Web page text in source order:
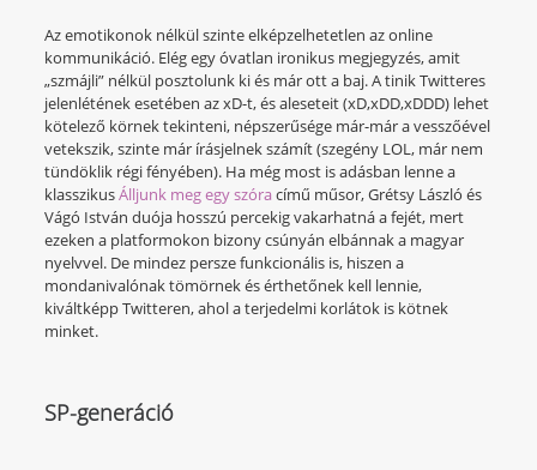
Az emotikonok nélkül szinte elképzelhetetlen az online
kommunikáció. Elég egy óvatlan ironikus megjegyzés, amit
„szmájli” nélkül posztolunk ki és már ott a baj. A tinik Twitteres
jelenlétének esetében az xD-t, és aleseteit (xD,xDD,xDDD) lehet
kötelező körnek tekinteni, népszerűsége már-már a vesszőével
vetekszik, szinte már írásjelnek számít (szegény LOL, már nem
tündöklik régi fényében). Ha még most is adásban lenne a
klasszikusÁlljunk meg egy szóracímű műsor, Grétsy László és
Vágó István duója hosszú percekig vakarhatná a fejét, mert
ezeken a platformokon bizony csúnyán elbánnak a magyar
nyelvvel. De mindez persze funkcionális is, hiszen a
mondanivalónak tömörnek és érthetőnek kell lennie,
kiváltképp Twitteren, ahol a terjedelmi korlátok is kötnek
minket.
SP-generáció